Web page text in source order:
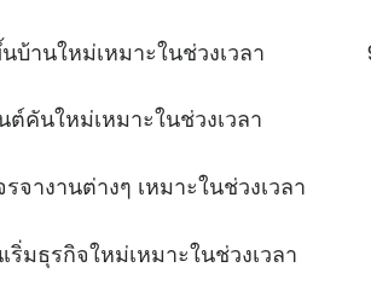
นบ้านใหม่เหมาะในช่วงเวลา
นต์คันใหม่เหมาะในช่วงเวลา
รจางานต่างๆ เหมาะในช่วงเวลา
เริ่มธุรกิจใหม่เหมาะในช่วงเวลา